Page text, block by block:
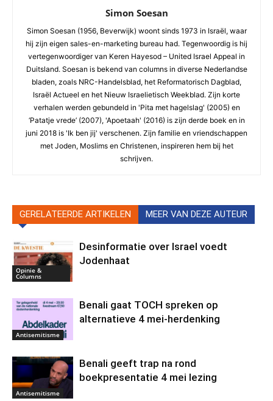
Simon Soesan
Simon Soesan (1956, Beverwijk) woont sinds 1973 in Israël, waar
hij zijn eigen sales-en-marketing bureau had. Tegenwoordig is hij
vertegenwoordiger van Keren Hayesod – United Israel Appeal in
Duitsland. Soesan is bekend van columns in diverse Nederlandse
bladen, zoals NRC-Handelsblad, het Reformatorisch Dagblad,
Israël Actueel en het Nieuw Israelietisch Weekblad. Zijn korte
verhalen werden gebundeld in 'Pita met hagelslag' (2005) en
‘Patatje vrede’ (2007), 'Apoetaah' (2016) is zijn derde boek en in
juni 2018 is 'Ik ben jij' verschenen. Zijn familie en vriendschappen
met Joden, Moslims en Christenen, inspireren hem bij het
schrijven.
GERELATEERDE ARTIKELEN MEER VAN DEZE AUTEUR
Opinie &
Columns
Desinformatie over Israel voedt
Jodenhaat
Antisemitisme
Benali gaat TOCH spreken op
alternatieve 4 mei-herdenking
Antisemitisme
Benali geeft trap na rond
boekpresentatie 4 mei lezing